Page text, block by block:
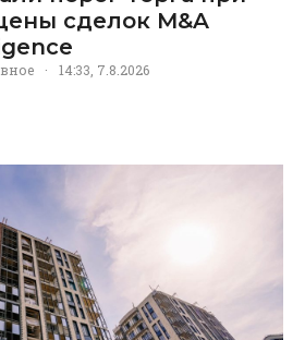
сделок M&A
· 14:33, 7.8.2026